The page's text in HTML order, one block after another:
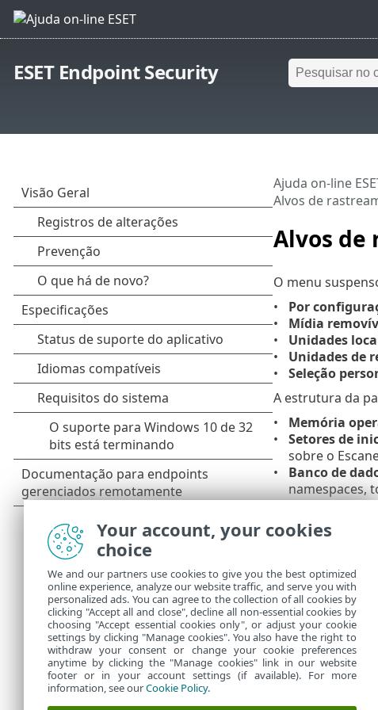
ESET Endpoint Security
Alvos de
Ajuda on-line
Alvos de
O menu
Por
Mídia
Unidades
Unidades de
Seleção
A estrutura da
Memória
Setores de
sobre o
Banco de
namespaces,
malware
Registro do
arquivos
para se
Para navegar
abaixo da
selecione sua
Your account, your cookies
choice
We and our partners use cookies to give you the best optimized
online experience, analyze our website traffic, and serve you with
personalized ads. You can agree to the collection of all cookies by
clicking "Accept all and close", decline all non-essential cookies by
choosing "Accept essential cookies only", or adjust your cookie
settings by clicking "Manage cookies". You also have the right to
withdraw your consent or change your cookie preferences
anytime by clicking the "Manage cookies" link in our website
footer or in your account settings (if available). For more
information, see ourCookie Policy.